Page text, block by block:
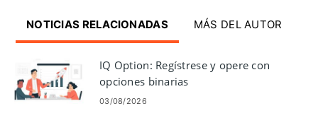
NOTICIAS RELACIONADAS MÁS DEL AUTOR
IQ Option: Regístrese y opere con
opciones binarias
03/08/2026